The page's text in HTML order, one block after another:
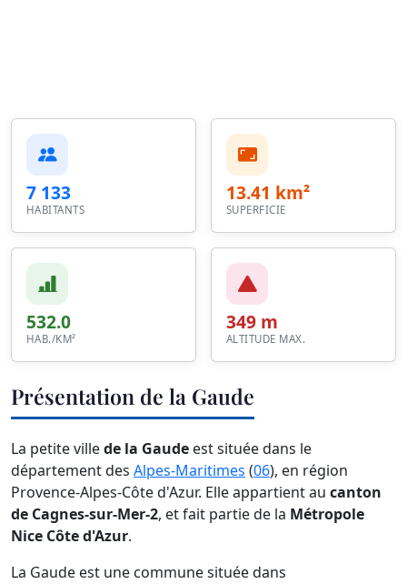
7 133
HABITANTS
13.41 km²
SUPERFICIE
532.0
HAB./KM²
349 m
ALTITUDE MAX.
Présentation de la Gaude
La petite villede la Gaude est située dans le
département des Alpes-Maritimes (06), en région
Provence-Alpes-Côte d'Azur. Elle appartient au canton
de Cagnes-sur-Mer-2, et fait partie de la Métropole
Nice Côte d'Azur.
La Gaude est une commune située dans